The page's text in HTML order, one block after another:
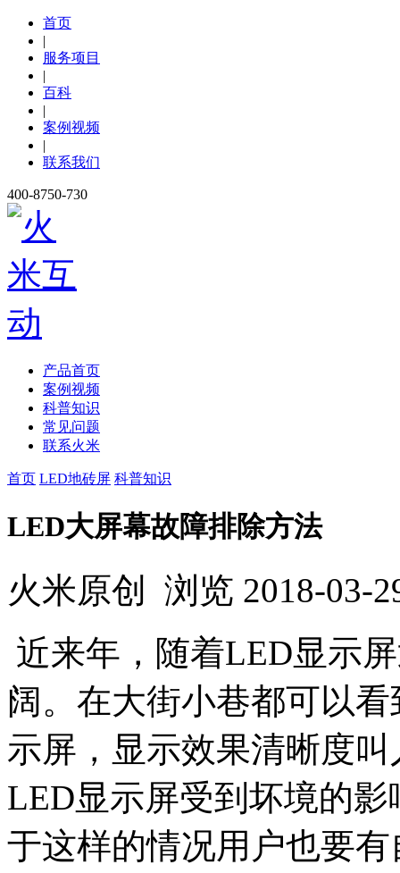
首页
|
服务项目
|
百科
|
案例视频
|
联系我们
400-8750-730
产品首页
案例视频
科普知识
常见问题
联系火米
首页 LED地砖屏 科普知识
LED大屏幕故障排除方法
火米原创 浏览 2018-03-
近来年，随着LED显示
阔。在大街小巷都可以
示屏，显示效果清晰度
LED显示屏受到坏境的
于这样的情况用户也要